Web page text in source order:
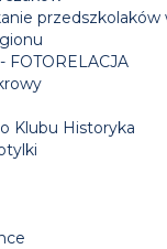
FOTORELACJA
Klubu Historyka